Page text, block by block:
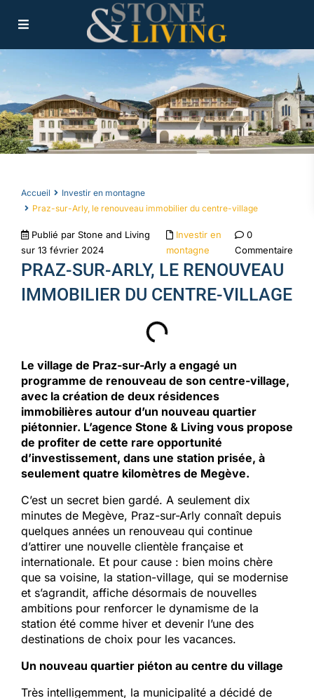
Accueil
Investir en montagne
Praz-sur-Arly, le renouveau immobilier du centre-village
Publié par Stone and Living
sur 13 février 2024
Investir en
montagne
0
Commentaire
PRAZ-SUR-ARLY, LE RENOUVEAU
IMMOBILIER DU CENTRE-VILLAGE
Le village de Praz-sur-Arly a engagé un
programme de renouveau de son centre-village,
avec la création de deux résidences
immobilières autour d’un nouveau quartier
piétonnier. L’agence Stone & Living vous propose
de profiter de cette rare opportunité
d’investissement, dans une station prisée, à
seulement quatre kilomètres de Megève.
C’est un secret bien gardé. A seulement dix
minutes de Megève, Praz-sur-Arly connaît depuis
quelques années un renouveau qui continue
d’attirer une nouvelle clientèle française et
internationale. Et pour cause : bien moins chère
que sa voisine, la station-village, qui se modernise
et s’agrandit, affiche désormais de nouvelles
ambitions pour renforcer le dynamisme de la
station été comme hiver et devenir l’une des
destinations de choix pour les vacances.
Un nouveau quartier piéton au centre du village
Très intelligemment, la municipalité a décidé de